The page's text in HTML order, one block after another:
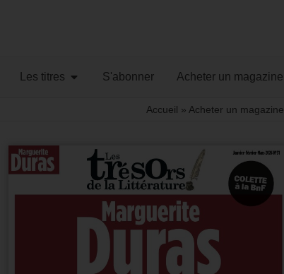
Les titres S'abonner Acheter un magazine
Accueil » Acheter un magazine